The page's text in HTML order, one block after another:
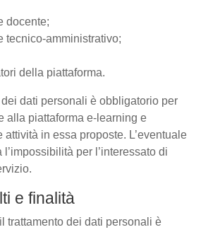
docente;
tecnico-amministrativo;
della piattaforma.
dei dati personali è obbligatorio per
alla piattaforma e-learning e
attività in essa proposte. L’eventuale
l’impossibilità per l’interessato di
e finalità
trattamento dei dati personali è